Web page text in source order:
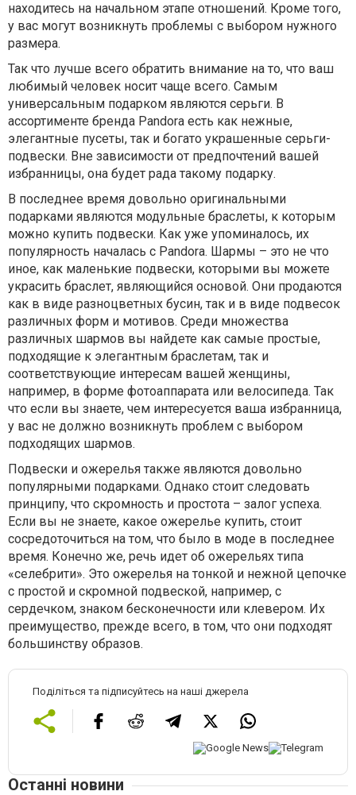
находитесь на начальном этапе отношений. Кроме того,
у вас могут возникнуть проблемы с выбором нужного
размера.
Так что лучше всего обратить внимание на то, что ваш
любимый человек носит чаще всего. Самым
универсальным подарком являются серьги. В
ассортименте бренда Pandora есть как нежные,
элегантные пусеты, так и богато украшенные серьги-
подвески. Вне зависимости от предпочтений вашей
избранницы, она будет рада такому подарку.
В последнее время довольно оригинальными
подарками являются модульные браслеты, к которым
можно купить подвески. Как уже упоминалось, их
популярность началась с Pandora. Шармы – это не что
иное, как маленькие подвески, которыми вы можете
украсить браслет, являющийся основой. Они продаются
как в виде разноцветных бусин, так и в виде подвесок
различных форм и мотивов. Среди множества
различных шармов вы найдете как самые простые,
подходящие к элегантным браслетам, так и
соответствующие интересам вашей женщины,
например, в форме фотоаппарата или велосипеда. Так
что если вы знаете, чем интересуется ваша избранница,
у вас не должно возникнуть проблем с выбором
подходящих шармов.
Подвески и ожерелья также являются довольно
популярными подарками. Однако стоит следовать
принципу, что скромность и простота – залог успеха.
Если вы не знаете, какое ожерелье купить, стоит
сосредоточиться на том, что было в моде в последнее
время. Конечно же, речь идет об ожерельях типа
«селебрити». Это ожерелья на тонкой и нежной цепочке
с простой и скромной подвеской, например, с
сердечком, знаком бесконечности или клевером. Их
преимущество, прежде всего, в том, что они подходят
большинству образов.
Поділіться та підписуйтесь на наші джерела
Останні новини